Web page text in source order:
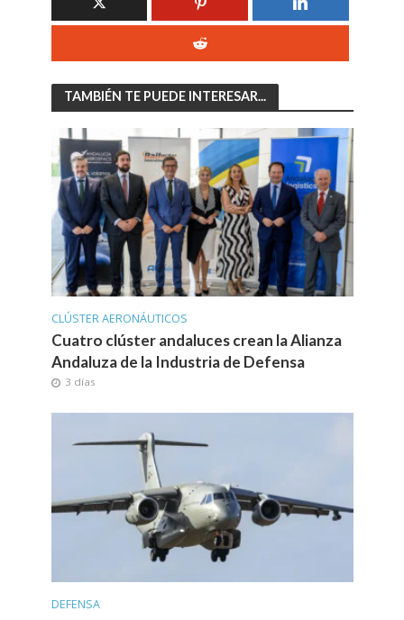
TAMBIÉN TE PUEDE INTERESAR...
CLÚSTER AERONÁUTICOS
Cuatro clúster andaluces crean la Alianza
Andaluza de la Industria de Defensa
3 días
DEFENSA